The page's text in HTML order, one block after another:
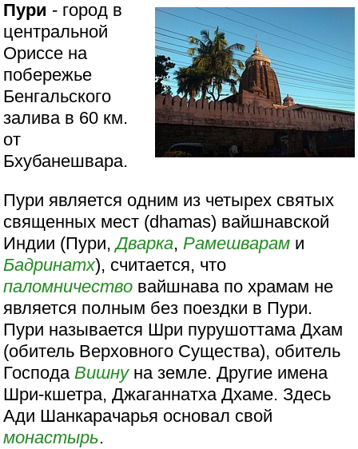
Пури - город в
центральной
Ориссе на
побережье
Бенгальского
залива в 60 км.
от
Бхубанешвара.
Пури является одним из четырех святых
священных мест (dhamas) вайшнавской
Индии (Пури,Дварка,Рамешварам и
Бадринатх), считается, что
паломничество вайшнава по храмам не
является полным без поездки в Пури.
Пури называется Шри пурушоттама Дхам
(обитель Верховного Существа), обитель
ГосподаВишнуна земле. Другие имена
Шри-кшетра, Джаганнатха Дхаме. Здесь
Ади Шанкарачарья основал свой
монастырь.